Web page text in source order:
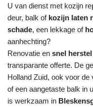
U van dienst met kozijn
deur, balk of kozijn laten
schade, een lekkage of
aanhechting?
Renovatie en snel herstel
transparante offerte. De
Holland Zuid, ook voor
of een aangetaste balk in
is werkzaam in